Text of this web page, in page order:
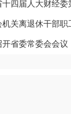
届人大财经委第十八次
干部职工党总支召开2025年度总
省委常委会会议